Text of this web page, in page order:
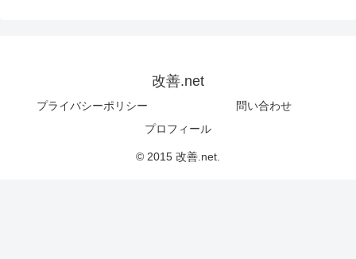
改善.net
プライバシーポリシー
問い合わせ
プロフィール
© 2015 改善.net.